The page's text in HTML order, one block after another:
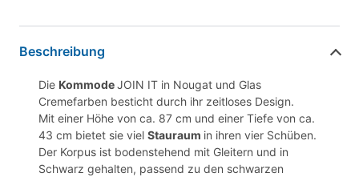
Beschreibung
Die KommodeJOIN IT in Nougat und Glas
Cremefarben besticht durch ihr zeitloses Design.
Mit einer Höhe von ca. 87 cm und einer Tiefe von ca.
43 cm bietet sie viel Stauraum in ihren vier Schüben.
Der Korpus ist bodenstehend mit Gleitern und in
Schwarz gehalten, passend zu den schwarzen